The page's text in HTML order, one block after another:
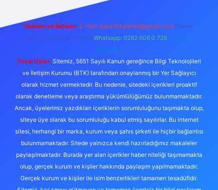
Reklam ve İletişim: E-mail: backlinkpaneli@gmail.com Teams:
forumhizmeti@gmail.com Whatsapp: 0262 606 0 726 Telegram:
@karabul
Yasal Uyarı: Sitemiz, 5651 Sayılı Kanun gereğince Bilgi Teknolojileri
ve İletişim Kurumu (BTK) tarafından onaylanmış bir Yer Sağlayıcı
olarak hizmet vermektedir. Bu nedenle, sitedeki içerikleri proaktif
olarak denetleme veya araştırma yükümlülüğümüz bulunmamaktadır.
Ancak, üyelerimiz yazdıkları içeriklerin sorumluluğunu taşımakta olup,
siteye üye olarak bu sorumluluğu kabul etmiş sayılırlar. Bu internet
sitesi, herhangi bir marka, kurum veya şahıs şirketi ile hiçbir bağlantısı
bulunmamaktadır. Sitede yalnızca kendi hazırladığımız makaleler
paylaşılmaktadır. Burada yer alan içerikler haber niteliği taşımamakta
olup, gerçek kurum ve kişiler hakkında paylaşım yapılmamaktadır.
Gerçek kurum ve kişiler ile isim benzerlikleri tamamen tesadüfidir.